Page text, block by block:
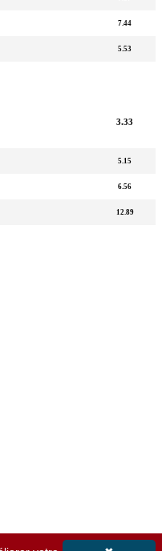
7.44
5.53
3.33
5.15
6.56
12.89